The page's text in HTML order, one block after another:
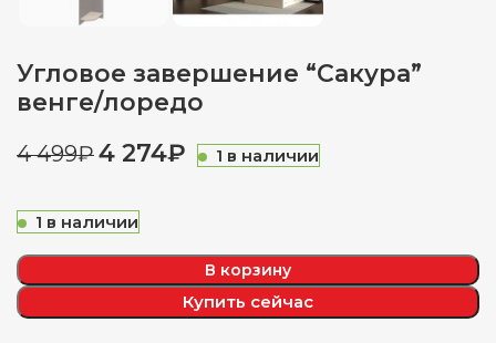
Угловое завершение “Сакура”
венге/лоредо
4 499₽4 274₽ 1 в наличии
1 в наличии
В корзину
Купить сейчас